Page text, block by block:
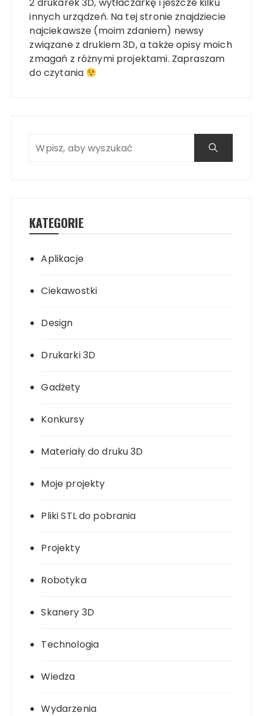
innych urządzeń. Na tej stronie znajdziecie
najciekawsze (moim zdaniem) newsy
związane z drukiem 3D, a także opisy moich
zmagań z różnymi projektami. Zapraszam
do czytania
KATEGORIE
Aplikacje
Ciekawostki
Design
Drukarki 3D
Gadżety
Konkursy
Materiały do druku 3D
Moje projekty
Pliki STL do pobrania
Projekty
Robotyka
Skanery 3D
Technologia
Wiedza
Wydarzenia